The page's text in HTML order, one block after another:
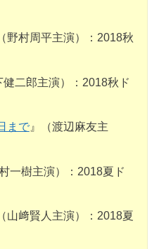
野村周平主演）：2018秋
健二郎主演）：2018秋ド
まで』（渡辺麻友主
一樹主演）：2018夏ド
山﨑賢人主演）：2018夏